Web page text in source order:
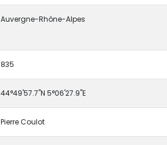
Auvergne-Rhône-Alpes
835
44°49'57.7"N 5°06'27.9"E
Pierre Coulot